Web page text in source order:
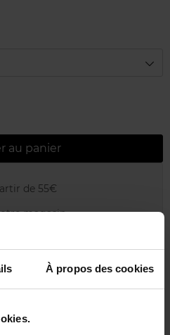
À propos des cookies
au panier
de 55€
magasin